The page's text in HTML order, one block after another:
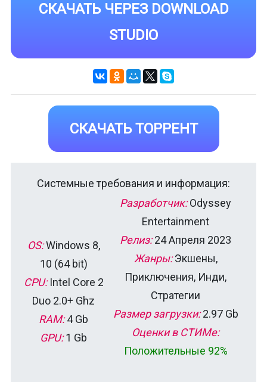
СКАЧАТЬ ЧЕРЕЗ DOWNLOAD
STUDIO
СКАЧАТЬ ТОРРЕНТ
Системные требования и информация:
OS:Windows 8,
10 (64 bit)
CPU:Intel Core 2
Duo 2.0+ Ghz
RAM:4 Gb
GPU:1 Gb
Разработчик:Odyssey
Entertainment
Релиз:24 Апреля 2023
Жанры:Экшены,
Приключения, Инди,
Стратегии
Размер загрузки:2.97 Gb
Оценки в СТИМе:
Положительные 92%